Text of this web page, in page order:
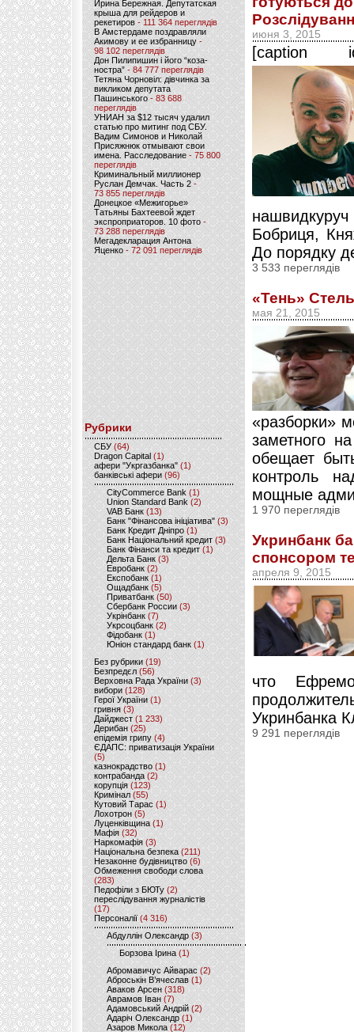
Ирина Бережная. Депутатская
крыша для рейдеров и
рекетиров - 111 364 переглядів
В Амстердаме поздравляли
Акимову и ее избранницу -
98 102 переглядів
Дон Пилипишин і його “коза-
ностра” - 84 777 переглядів
Тетяна Чорновіл: дівчинка за
викликом депутата
Пашинського- 83 688
переглядів
УНИАН за $12 тысяч удалил
статью про митинг под СБУ.
Вадим Симонов и Николай
Присяжнюк отмывают свои
имена. Расследование - 75 800
переглядів
Криминальный миллионер
Руслан Демчак. Часть 2-
73 855 переглядів
Донецкое «Межигорье»
Татьяны Бахтеевой ждет
экспроприаторов. 10 фото -
73 288 переглядів
Мегадекларация Антона
Яценко - 72 091 переглядів
Рубрики
CБУ (64)
Dragon Capital (1)
афери "Укргазбанка" (1)
банківські афери (96)
CityCommerce Bank (1)
Union Standard Bank (2)
VAB Банк (13)
Банк "Фінансова ініціатива" (3)
Банк Кредит Дніпро (1)
Банк Національний кредит (3)
Банк Фінанси та кредит (1)
Дельта Банк (3)
Евробанк(2)
Експобанк (1)
Ощадбанк(5)
Приватбанк (50)
Сбербанк России (3)
Укрінбанк(7)
Укрсоцбанк (2)
Фідобанк (1)
Юніон стандард банк(1)
Без рубрики (19)
Безпредєл(56)
Верховна Рада України (3)
вибори(128)
Герої України(1)
гривня (3)
Дайджест (1 233)
Дерибан (25)
епідемія грипу (4)
ЄДАПС: приватизація України
(5)
казнокрадство (1)
контрабанда (2)
корупція (123)
Кримінал (55)
Кутовий Тарас (1)
Лохотрон(5)
Луценківщина (1)
Мафія (32)
Наркомафія (3)
Національна безпека (211)
Незаконне будівництво(6)
Обмеження свободи слова
(283)
Педофіли з БЮТу (2)
переслідування журналістів
(17)
Персоналії (4 316)
Абдуллін Олександр (3)
Борзова Ірина(1)
Абромавичус Айварас (2)
Аброськін В’ячеслав(1)
Аваков Арсен (318)
Аврамов Іван (7)
Адамовський Андрій(2)
Адаріч Олександр (1)
Азаров Микола (12)
июня 3, 2015
[caption
Бобриця,
До порядку
3 533 переглядів
«Тень»
мая 21, 2015
«разборки»
заметного
обещает
контроль
мощные
1 970 переглядів
Укринбанк
спонсором
апреля 9, 2015
что
Укринбанка
9 291 переглядів